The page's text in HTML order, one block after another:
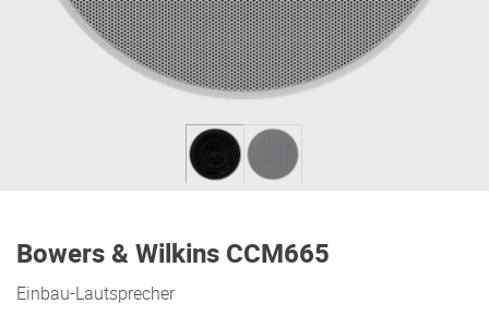
Bowers & Wilkins CCM665
Einbau-Lautsprecher